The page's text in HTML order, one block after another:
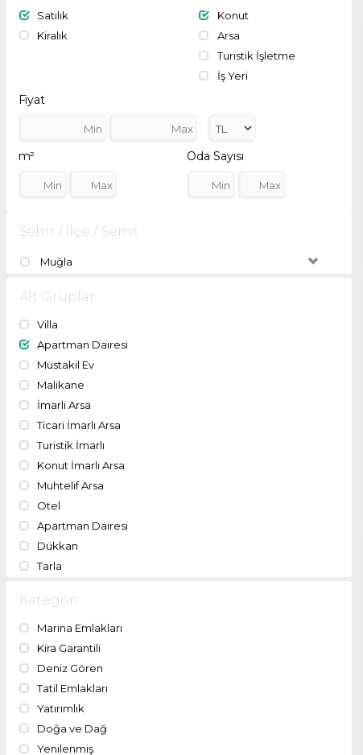
Satılık
Kiralık
Konut
Arsa
Turistik İşletme
İş Yeri
Fiyat
m² Oda Sayısı
Şehir / İlçe / Semt
Muğla
Alt Gruplar
Villa
Apartman Dairesi
Müstakil Ev
Malikane
İmarli Arsa
Ticari İmarlı Arsa
Turistik İmarlı
Konut İmarlı Arsa
Muhtelif Arsa
Otel
Apartman Dairesi
Dükkan
Tarla
Kategori
Marina Emlakları
Kira Garantili
Deniz Gören
Tatil Emlakları
Yatırımlık
Doğa ve Dağ
Yenilenmiş